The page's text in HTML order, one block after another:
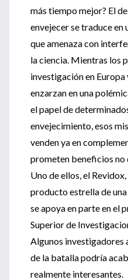
más tiempo mejor? El
envejecer se traduce
que amenaza con
la ciencia. Mientras los
investigación en Europa
enzarzan en una
el papel de
envejecimiento, esos
venden ya en
prometen beneficios no
Uno de ellos, el
producto estrella de
se apoya en parte en el
Superior de
Algunos investigadores
de la batalla podría
realmente interesantes.